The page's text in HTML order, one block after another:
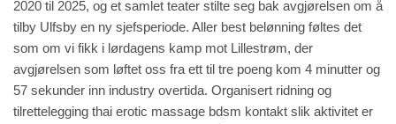
2020 til 2025, og et samlet teater stilte seg bak avgjørelsen om å
tilby Ulfsby en ny sjefsperiode. Aller best belønning føltes det
som om vi fikk i lørdagens kamp mot Lillestrøm, der
avgjørelsen som løftet oss fra ett til tre poeng kom 4 minutter og
57 sekunder inn industry overtida. Organisert ridning og
tilrettelegging thai erotic massage bdsm kontakt slik aktivitet er